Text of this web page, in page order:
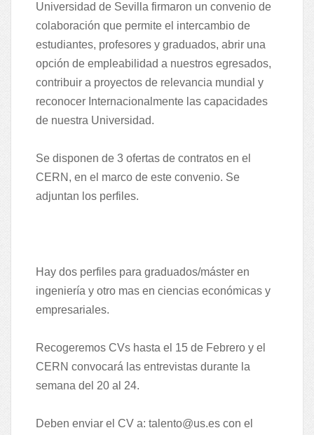
Universidad de Sevilla firmaron un convenio de
colaboración que permite el intercambio de
estudiantes, profesores y graduados, abrir una
opción de empleabilidad a nuestros egresados,
contribuir a proyectos de relevancia mundial y
reconocer Internacionalmente las capacidades
de nuestra Universidad.
Se disponen de 3 ofertas de contratos en el
CERN, en el marco de este convenio. Se
adjuntan los perfiles.
Hay dos perfiles para graduados/máster en
ingeniería y otro mas en ciencias económicas y
empresariales.
Recogeremos CVs hasta el 15 de Febrero y el
CERN convocará las entrevistas durante la
semana del 20 al 24.
Deben enviar el CV a: talento@us.es con el